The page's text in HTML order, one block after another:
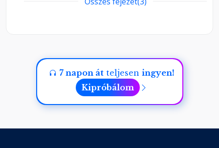
7 napon átteljesen ingyen!
Kipróbálom